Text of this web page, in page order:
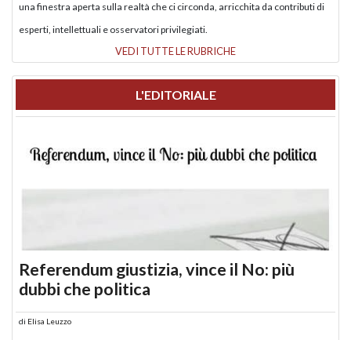
una finestra aperta sulla realtà che ci circonda, arricchita da contributi di
esperti, intellettuali e osservatori privilegiati.
VEDI TUTTE LE RUBRICHE
L'EDITORIALE
Referendum giustizia, vince il No: più
dubbi che politica
di Elisa Leuzzo